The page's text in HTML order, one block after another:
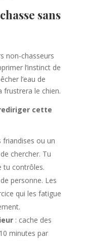
sans
non-chasseurs
l’instinct de
l’eau de
frustrera le chien.
cette
ou un
chercher. Tu
tu contrôles.
personne. Les
qui les fatigue
: cache des
minutes par